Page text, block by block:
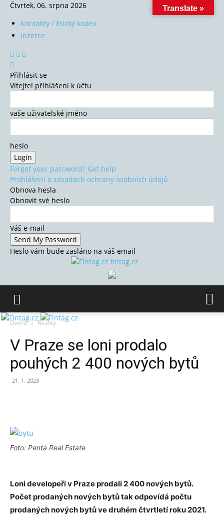
Čtvrtek, 06. srpna 2026
Kontakty / Etický kodex
Inzerce
Přihlásit se
Vítejte! přihlášení k účtu
vaše uživatelské jméno
heslo
Forgot your password? Get help
Prohlášení o zásadách ochrany osobních údajů
Obnova hesla
Obnovit své heslo
Váš e-mail
Heslo vám bude zasláno na váš email
fintag.cz
Domů Reality
V Praze se loni prodalo
pouhých 2 400 nových bytů
21. 1. 2023
Foto: Penta Real Estate
Loni developeři v Praze prodali 2 400 nových bytů.
Počet prodaných nových bytů tak odpovídá počtu
prodaných nových bytů ve druhém čtvrtletí roku 2021.
Translate »